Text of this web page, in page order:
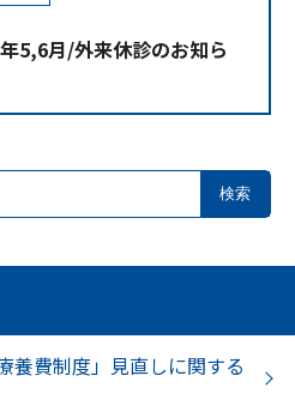
5,6月/外来休診のお知ら
養費制度」見直しに関する